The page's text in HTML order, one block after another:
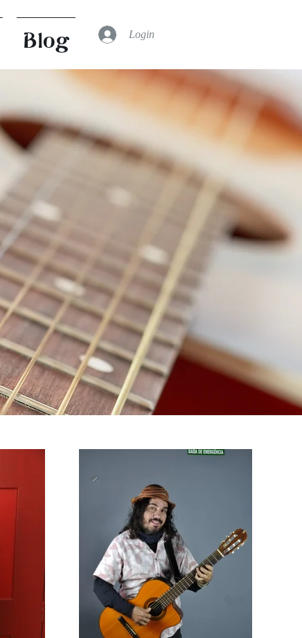
Blog Login